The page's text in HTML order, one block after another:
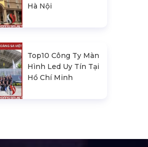
Hà Nội
Top10 Công Ty Màn
Hình Led Uy Tín Tại
Hồ Chí Minh